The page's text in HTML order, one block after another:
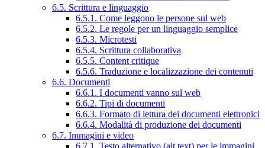
6.5. Scrittura e linguaggio
6.5.1. Come leggono le persone sul web
6.5.2. Le regole per un linguaggio semplice
6.5.3. Microtesti
6.5.4. Scrittura collaborativa
6.5.5. Content critique
6.5.6. Traduzione e localizzazione dei contenuti
6.6. Documenti
6.6.1. I documenti vanno sul web
6.6.2. Tipi di documenti
6.6.3. Formato di lettura dei documenti elettronici
6.6.4. Modalità di produzione dei documenti
6.7. Immagini e video
6.7.1. Testo alternativo (alt text) per le immagini